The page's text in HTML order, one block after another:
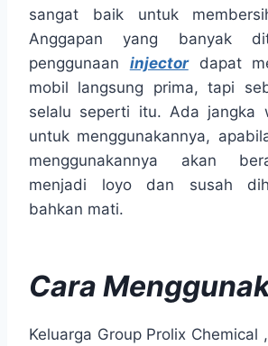
sangat baik untuk
Anggapan yang banyak
penggunaan injectordapat
mobil langsung prima, tapi
selalu seperti itu. Ada jangka
untuk menggunakannya,
menggunakannya akan
menjadi loyo dan susah
bahkan mati.
Cara
Keluarga Group Prolix Chemical